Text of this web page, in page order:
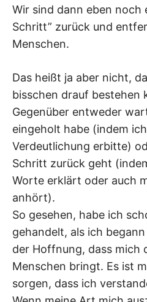
Wir sind dann eben noch
Schritt” zurück und
Menschen.
Das heißt ja aber nicht,
bisschen drauf bestehen
Gegenüber entweder
eingeholt habe (indem
Verdeutlichung erbitte)
Schritt zurück geht
Worte erklärt oder auch
anhört).
So gesehen, habe ich
gehandelt, als ich
der Hoffnung, dass mich
Menschen bringt. Es ist
sorgen, dass ich